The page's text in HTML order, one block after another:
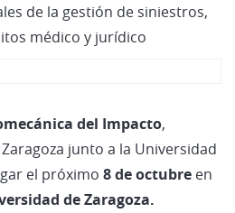
de la gestión de siniestros,
médico y jurídico
del Impacto,
junto a la Universidad
el próximo 8 de octubre en
de Zaragoza.